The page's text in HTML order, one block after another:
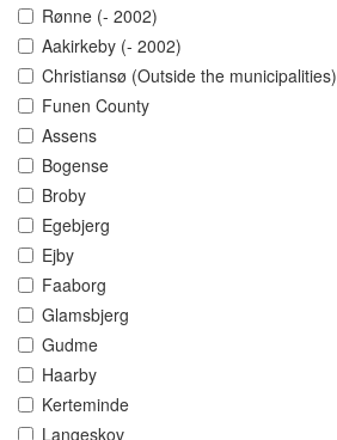
Rønne (- 2002)
Aakirkeby (- 2002)
Christiansø (Outside the municipalities)
Funen County
Assens
Bogense
Broby
Egebjerg
Ejby
Faaborg
Glamsbjerg
Gudme
Haarby
Kerteminde
Langeskov